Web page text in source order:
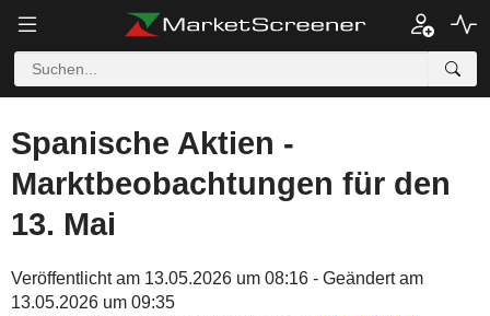
Spanische Aktien -
Marktbeobachtungen für den
13. Mai
Veröffentlicht am 13.05.2026 um 08:16 - Geändert am
13.05.2026 um 09:35